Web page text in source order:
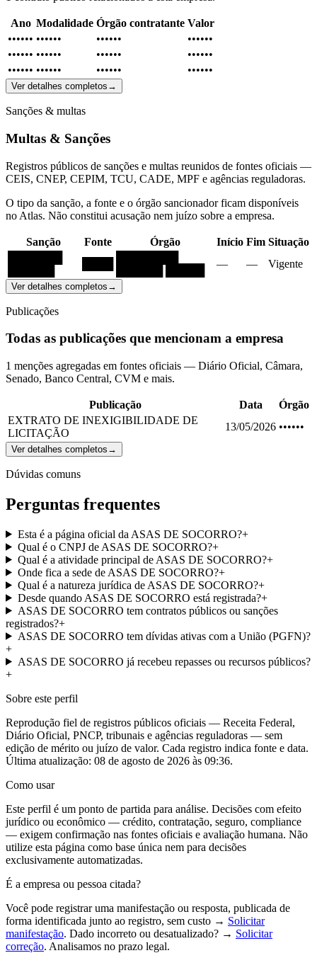
Ano Modalidade Órgão contratante Valor
•••••• •••••• ••••••
••••••
•••••• •••••• ••••••
••••••
•••••• •••••• •••••• ••••••
Ver detalhes completos →
Sanções & multas
Multas & Sanções
Registros públicos de sanções e multas reunidos de fontes oficiais —
CEIS, CNEP, CEPIM, TCU, CADE, MPF e agências reguladoras.
O tipo da sanção, a fonte e o órgão sancionador ficam disponíveis
no Atlas. Não constitui acusação nem juízo sobre a empresa.
Sanção Fonte Órgão Início Fim Situação
— — Vigente
Ver detalhes completos →
Publicações
Todas as publicações que mencionam a empresa
1 menções agregadas em fontes oficiais — Diário Oficial, Câmara,
Senado, Banco Central, CVM e mais.
Publicação Data
Órgão
EXTRATO DE INEXIGIBILIDADE DE
LICITAÇÃO
13/05/2026 ••••••
Ver detalhes completos →
Dúvidas comuns
Perguntas frequentes
Esta é a página oficial da ASAS DE SOCORRO?+
Qual é o CNPJ de ASAS DE SOCORRO?+
Qual é a atividade principal de ASAS DE SOCORRO?+
Onde fica a sede de ASAS DE SOCORRO?+
Qual é a natureza jurídica de ASAS DE SOCORRO?+
Desde quando ASAS DE SOCORRO está registrada?+
ASAS DE SOCORRO tem contratos públicos ou sanções
registrados?+
ASAS DE SOCORRO tem dívidas ativas com a União (PGFN)?
+
ASAS DE SOCORRO já recebeu repasses ou recursos públicos?
+
Sobre este perfil
Reprodução fiel de registros públicos oficiais — Receita Federal,
Diário Oficial, PNCP, tribunais e agências reguladoras — sem
edição de mérito ou juízo de valor. Cada registro indica fonte e data.
Última atualização: 08 de agosto de 2026 às 09:36.
Como usar
Este perfil é um ponto de partida para análise. Decisões com efeito
jurídico ou econômico — crédito, contratação, seguro, compliance
— exigem confirmação nas fontes oficiais e avaliação humana. Não
utilize esta página como base única nem para decisões
exclusivamente automatizadas.
É a empresa ou pessoa citada?
Você pode registrar uma manifestação ou resposta, publicada de
forma identificada junto ao registro, sem custo → Solicitar
manifestação. Dado incorreto ou desatualizado? → Solicitar
correção. Analisamos no prazo legal.